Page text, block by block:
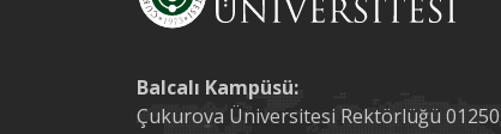
Balcalı Kampüsü:
Çukurova Üniversitesi Rektörlüğü